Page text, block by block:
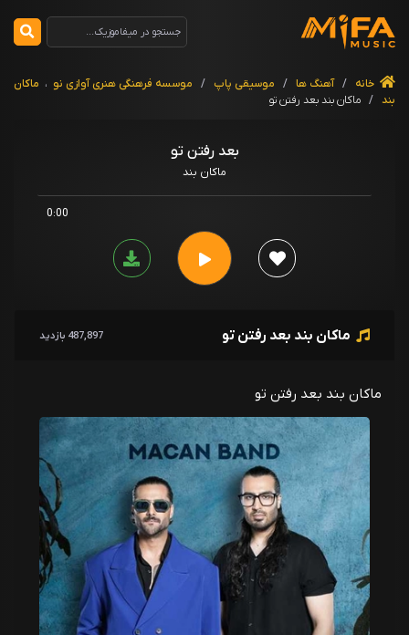
خانه / آهنگ ها / موسیقی پاپ / موسسه فرهنگی هنری آوازی نو ، ماکان
بند / ماکان بند بعد رفتن تو
بعد رفتن تو
ماکان بند
0:00
ماکان بند بعد رفتن تو 487,897 بازدید
ماکان بند بعد رفتن تو